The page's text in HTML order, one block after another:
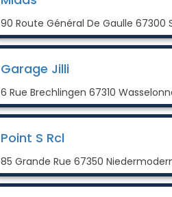
90 Route Général De Gaulle 67300
Garage Jilli
6 Rue Brechlingen 67310
Point S Rcl
85 Grande Rue 67350